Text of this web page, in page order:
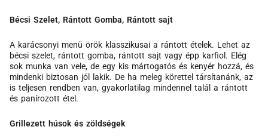
Bécsi Szelet, Rántott Gomba, Rántott sajt
A karácsonyi menü örök klasszikusai a rántott ételek. Lehet az
bécsi szelet, rántott gomba, rántott sajt vagy épp karfiol. Elég
sok munka van vele, de egy kis mártogatós és kenyér hozzá, és
mindenki biztosan jól lakik. De ha meleg körettel társítanánk, az
is teljesen rendben van, gyakorlatilag mindennel talál a rántott
és panírozott étel.
Grillezett húsok és zöldségek